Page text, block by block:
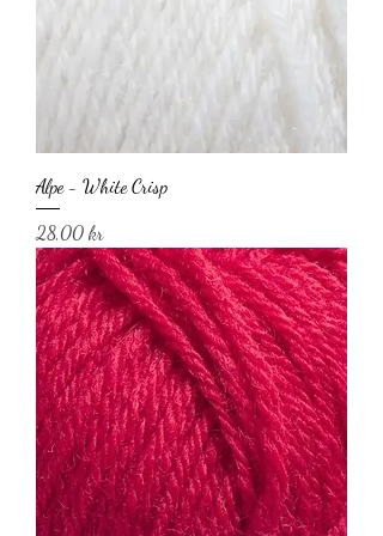
Alpe - White Crisp
Pris
28,00 kr